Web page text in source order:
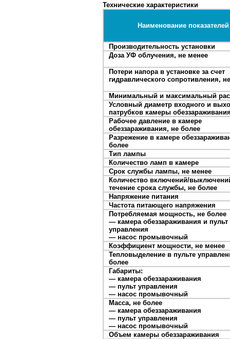
Технические характеристики
Наименование показателей
Производительность установки
Доза УФ облучения, не менее
Потери напора в установке за счет
гидравлического сопротивления,
Минимальный и максимальный
Условный диаметр входного и
патрубков камеры
Рабочее давление в камере
обеззараживания, не более
Разрежение в камере
более
Тип лампы
Количество ламп в камере
Срок службы лампы, не менее
Количество включений/
течение срока службы, не более
Напряжение питания
Частота питающего напряжения
Потребляемая мощность, не более
— камера обеззараживания и пульт
управления
— насос промывочный
Коэффициент мощности, не менее
Тепловыделение в пульте
более
Габариты:
— камера обеззараживания
— пульт управления
— насос промывочный
Масса, не более
— камера обеззараживания
— пульт управления
— насос промывочный
Объем камеры обеззараживания